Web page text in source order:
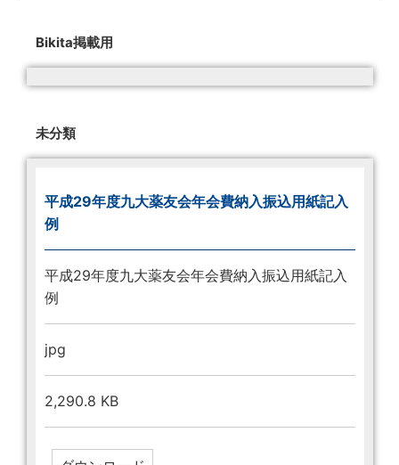
Bikita掲載用
未分類
平成29年度九大薬友会年会費納入振込用紙記入
例
平成29年度九大薬友会年会費納入振込用紙記入
例
jpg
2,290.8 KB